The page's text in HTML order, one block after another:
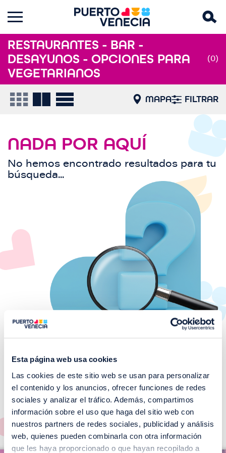
Esta página web usa cookies
Las cookies de este sitio web se usan para personalizar
el contenido y los anuncios, ofrecer funciones de redes
sociales y analizar el tráfico. Además, compartimos
información sobre el uso que haga del sitio web con
nuestros partners de redes sociales, publicidad y análisis
web, quienes pueden combinarla con otra información
que les haya proporcionado o que hayan recopilado a
RESTAURANTES - BAR -
DESAYUNOS - OPCIONES PARA
VEGETARIANOS
(0)
MAPA FILTRAR
NADA POR AQUÍ
No hemos encontrado resultados para tu
búsqueda...
¡No te pierdas nuestros
EVENTOS!
Ver todos >